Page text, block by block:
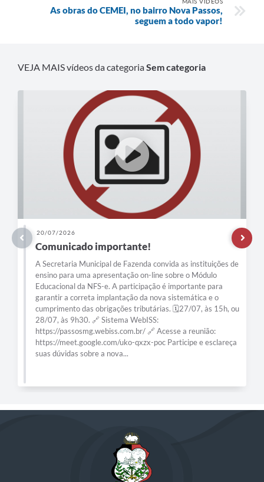
As obras do CEMEI, no bairro Nova Passos,
seguem a todo vapor!
VEJA MAIS vídeos da categoriaSem categoria
20/07/2026
Comunicado importante!
A Secretaria Municipal de Fazenda convida as instituições de
ensino para uma apresentação on-line sobre o Módulo
Educacional da NFS-e. A participação é importante para
garantir a correta implantação da nova sistemática e o
cumprimento das obrigações tributárias. 🗓️27/07, às 15h, ou
28/07, às 9h30. 🔗 Sistema WebISS:
https://passosmg.webiss.com.br/ 🔗 Acesse a reunião:
https://meet.google.com/uko-qxzx-poc Participe e esclareça
suas dúvidas sobre a nova...